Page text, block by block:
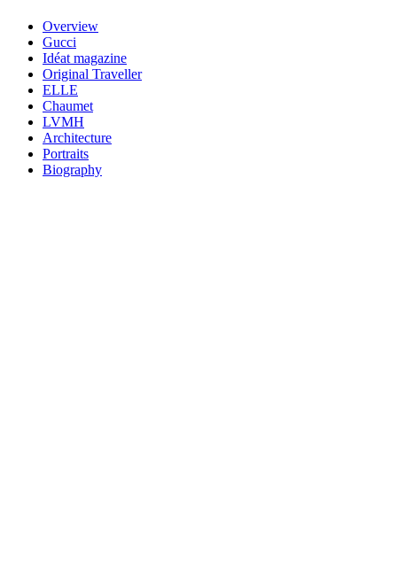
Overview
Gucci
Idéat magazine
Original Traveller
ELLE
Chaumet
LVMH
Architecture
Portraits
Biography